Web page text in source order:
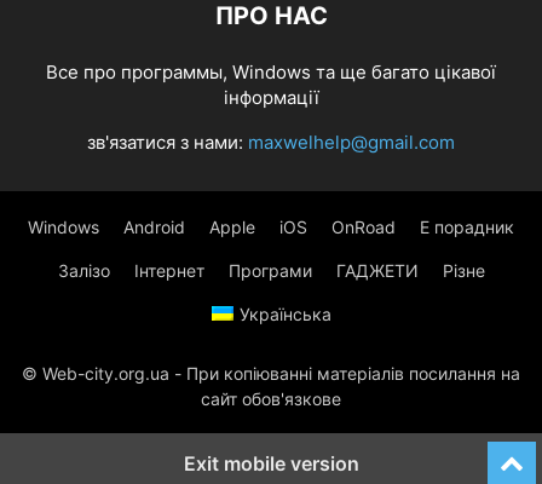
ПРО НАС
Все про программы, Windows та ще багато цікавої
інформації
зв'язатися з нами: maxwelhelp@gmail.com
Windows Android Apple iOS OnRoad Е порадник
Залізо Інтернет Програми ГАДЖЕТИ Різне
Українська
© Web-city.org.ua - При копіюванні матеріалів посилання на
сайт обов'язкове
Exit mobile version